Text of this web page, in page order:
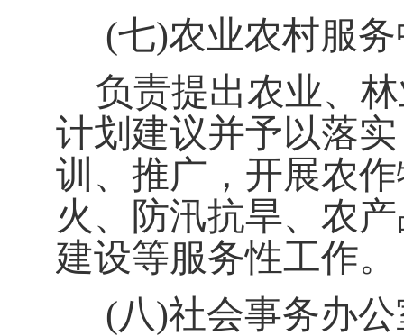
(七)农业农村服
负责提出农业、
计划建议并予以落
训、推广，开展农
火、防汛抗旱、农
建设等服务性工作。
(八)社会事务办